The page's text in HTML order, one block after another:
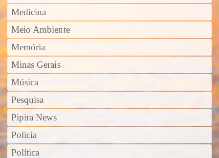
Medicina
Meio Ambiente
Memória
Minas Gerais
Música
Pesquisa
Pipira News
Polícia
Política